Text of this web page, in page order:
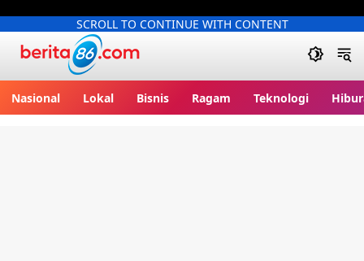
SCROLL TO CONTINUE WITH CONTENT
Nasional Lokal Bisnis Ragam Teknologi